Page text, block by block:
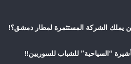
يملك الشركة المستثمرة لمطار دمشق؟!
“السياحية” للشباب للسوريين!!